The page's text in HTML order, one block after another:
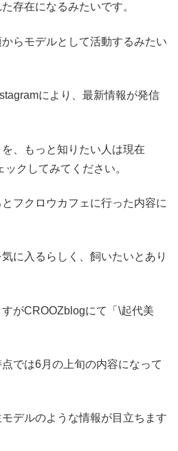
存在になるみたいです。
らモデルとして活動するみたい
により、最新情報が発信
、もっと知りたい人は現在
クしてみてください。
フクロウカフェに行った内容に
に入るらしく、飼いたいとあり
がCROOZblogにて「\起代美
では6月の上旬の内容になって
デルのような情報が目立ちます